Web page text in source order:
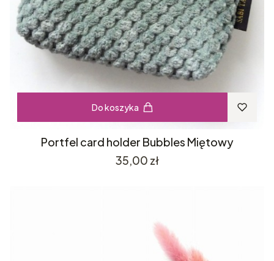
Do koszyka
Portfel card holder Bubbles Miętowy
Cena
35,00 zł